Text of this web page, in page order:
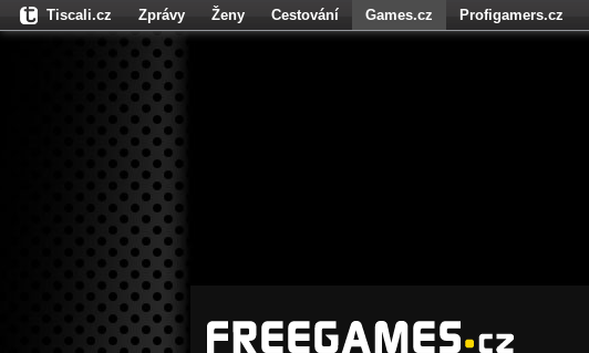
Tiscali.cz Zprávy Ženy Cestování Games.cz Profigamers.cz
Fights.cz